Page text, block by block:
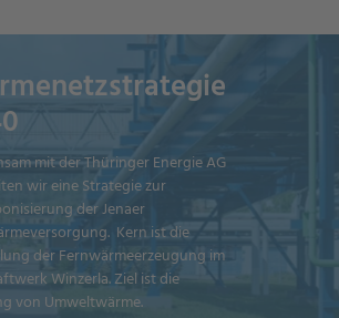
mit der Thüringer Energie AG
wir eine Strategie zur
der Jenaer
Kern ist die
der Fernwärmeerzeugung im
Winzerla. Ziel ist die
von Umweltwärme.